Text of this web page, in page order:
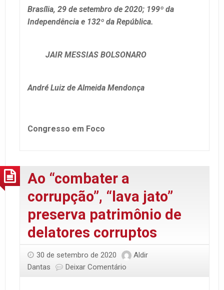
Brasília, 29 de setembro de 2020; 199º da
Independência e 132º da República.
JAIR MESSIAS BOLSONARO
André Luiz de Almeida Mendonça
Congresso em Foco
Ao “combater a
corrupção”, “lava jato”
preserva patrimônio de
delatores corruptos
30 de setembro de 2020
Aldir
Dantas
Deixar Comentário